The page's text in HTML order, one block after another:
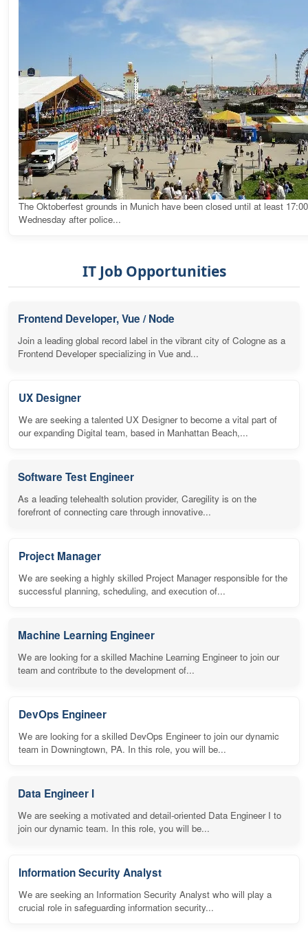
The Oktoberfest grounds in Munich have been closed until at least
Wednesday after police...
IT Job Opportunities
Frontend Developer, Vue / Node
Join a leading global record label in the vibrant city of Cologne as a
Frontend Developer specializing in Vue and...
UX Designer
We are seeking a talented UX Designer to become a vital part of
our expanding Digital team, based in Manhattan Beach,...
Software Test Engineer
As a leading telehealth solution provider, Caregility is on the
forefront of connecting care through innovative...
Project Manager
We are seeking a highly skilled Project Manager responsible for the
successful planning, scheduling, and execution of...
Machine Learning Engineer
We are looking for a skilled Machine Learning Engineer to join our
team and contribute to the development of...
DevOps Engineer
We are looking for a skilled DevOps Engineer to join our dynamic
team in Downingtown, PA. In this role, you will be...
Data Engineer I
We are seeking a motivated and detail-oriented Data Engineer I to
join our dynamic team. In this role, you will be...
Information Security Analyst
We are seeking an Information Security Analyst who will play a
crucial role in safeguarding information security...